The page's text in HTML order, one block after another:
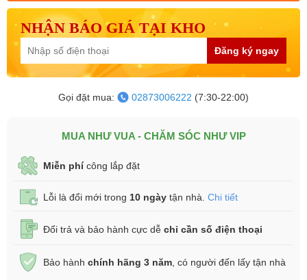
NHẬN BÁO GIÁ TẠI KHO
Đăng ký ngay
Gọi đặt mua: 02873006222 (7:30-22:00)
MUA NHƯ VUA - CHĂM SÓC NHƯ VIP
Miễn phícông lắp đặt
Lỗi là đổi mới trong 10 ngày tận nhà. Chi tiết
Đổi trả và bảo hành cực dễ chỉ cần số điện thoại
Bảo hành chính hãng 3 năm , có người đến lấy tận nhà